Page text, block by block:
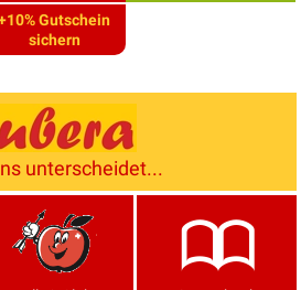
Gutschein
sichern
unterscheidet...